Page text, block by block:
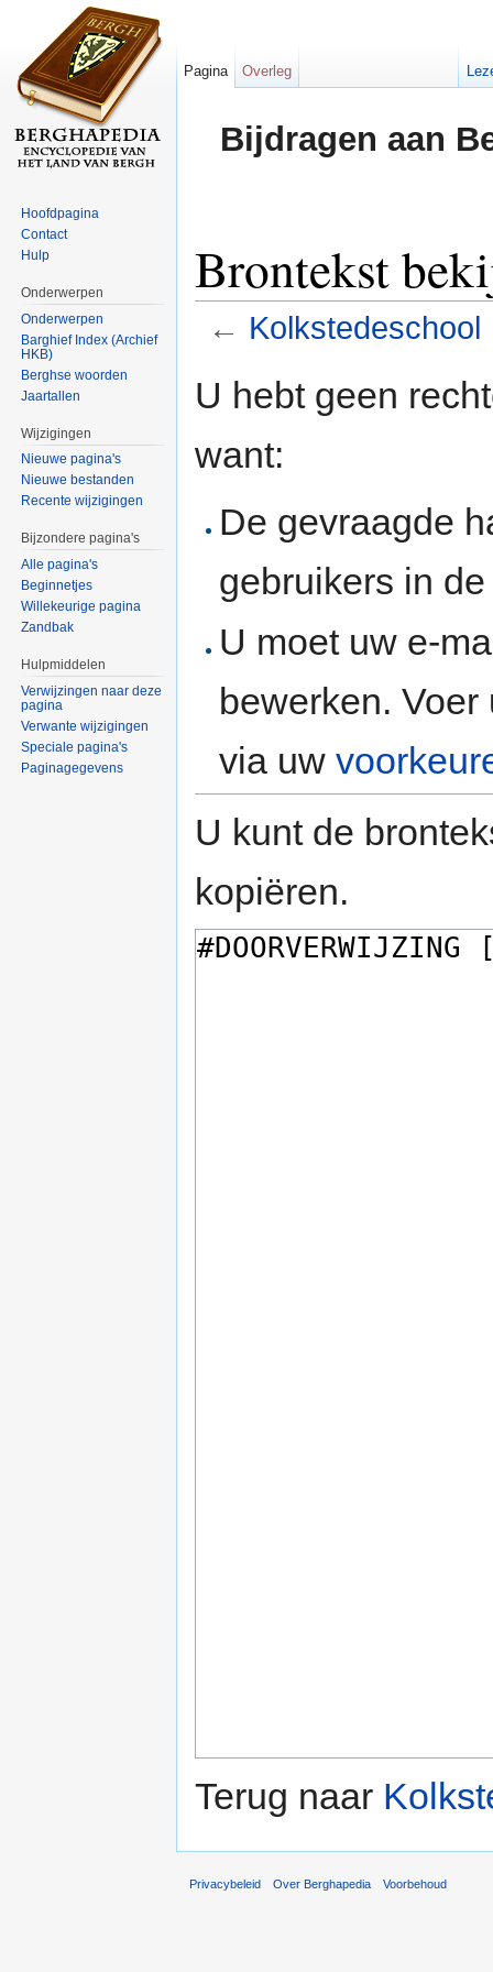
Bijdragen aan
Brontekst
← Kolkstedeschool
U hebt geen
want:
De gevraagde
gebruikers in
U moet uw e-
bewerken.
via uw
U kunt de
kopiëren.
Terug naar
Pagina Overleg
Hoofdpagina
Contact
Hulp
Onderwerpen
Onderwerpen
Barghief Index (Archief
HKB)
Berghse woorden
Jaartallen
Wijzigingen
Nieuwe pagina's
Nieuwe bestanden
Recente wijzigingen
Bijzondere pagina's
Alle pagina's
Beginnetjes
Willekeurige pagina
Zandbak
Hulpmiddelen
Verwijzingen naar deze
pagina
Verwante wijzigingen
Speciale pagina's
Paginagegevens
Privacybeleid Over Berghapedia Voorbehoud